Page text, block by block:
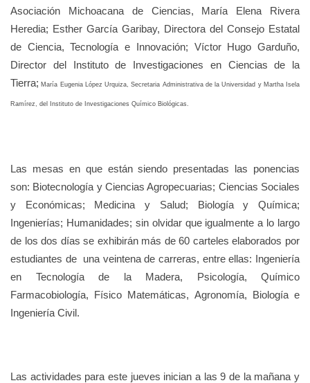
Asociación Michoacana de Ciencias, María Elena Rivera
Heredia; Esther García Garibay, Directora del Consejo Estatal
de Ciencia, Tecnología e Innovación; Víctor Hugo Garduño,
Director del Instituto de Investigaciones en Ciencias de la
Tierra; María Eugenia López Urquiza, Secretaria Administrativa de la Universidad y Martha Isela
Ramírez, del Instituto de Investigaciones Químico Biológicas.
Las mesas en que están siendo presentadas las ponencias
son: Biotecnología y Ciencias Agropecuarias; Ciencias Sociales
y Económicas; Medicina y Salud; Biología y Química;
Ingenierías; Humanidades; sin olvidar que igualmente a lo largo
de los dos días se exhibirán más de 60 carteles elaborados por
estudiantes de una veintena de carreras, entre ellas: Ingeniería
en Tecnología de la Madera, Psicología, Químico
Farmacobiología, Físico Matemáticas, Agronomía, Biología e
Ingeniería Civil.
Las actividades para este jueves inician a las 9 de la mañana y